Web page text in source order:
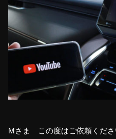
Mさま この度はご依頼くださ